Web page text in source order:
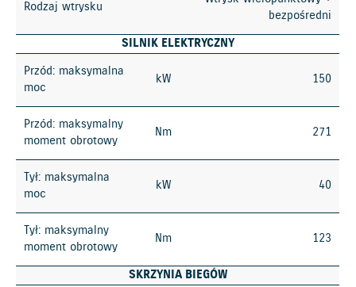
Rodzaj wtrysku
bezpośredni
SILNIK ELEKTRYCZNY
Przód: maksymalna
moc
kW 150
Przód: maksymalny
moment obrotowy
Nm 271
Tył: maksymalna
moc
kW 40
Tył: maksymalny
moment obrotowy
Nm 123
SKRZYNIA BIEGÓW